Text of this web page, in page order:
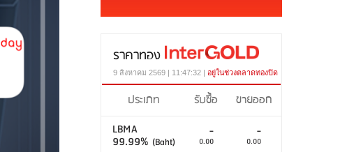
ราคาทอง
9 สิงหาคม 2569 | 11:47:32 | อยู่ในช่วงตลาดทองปิด
ประเภท รับซื้อ
ขายออก
LBMA
99.99% (Baht)
-
0.00
-
0.00